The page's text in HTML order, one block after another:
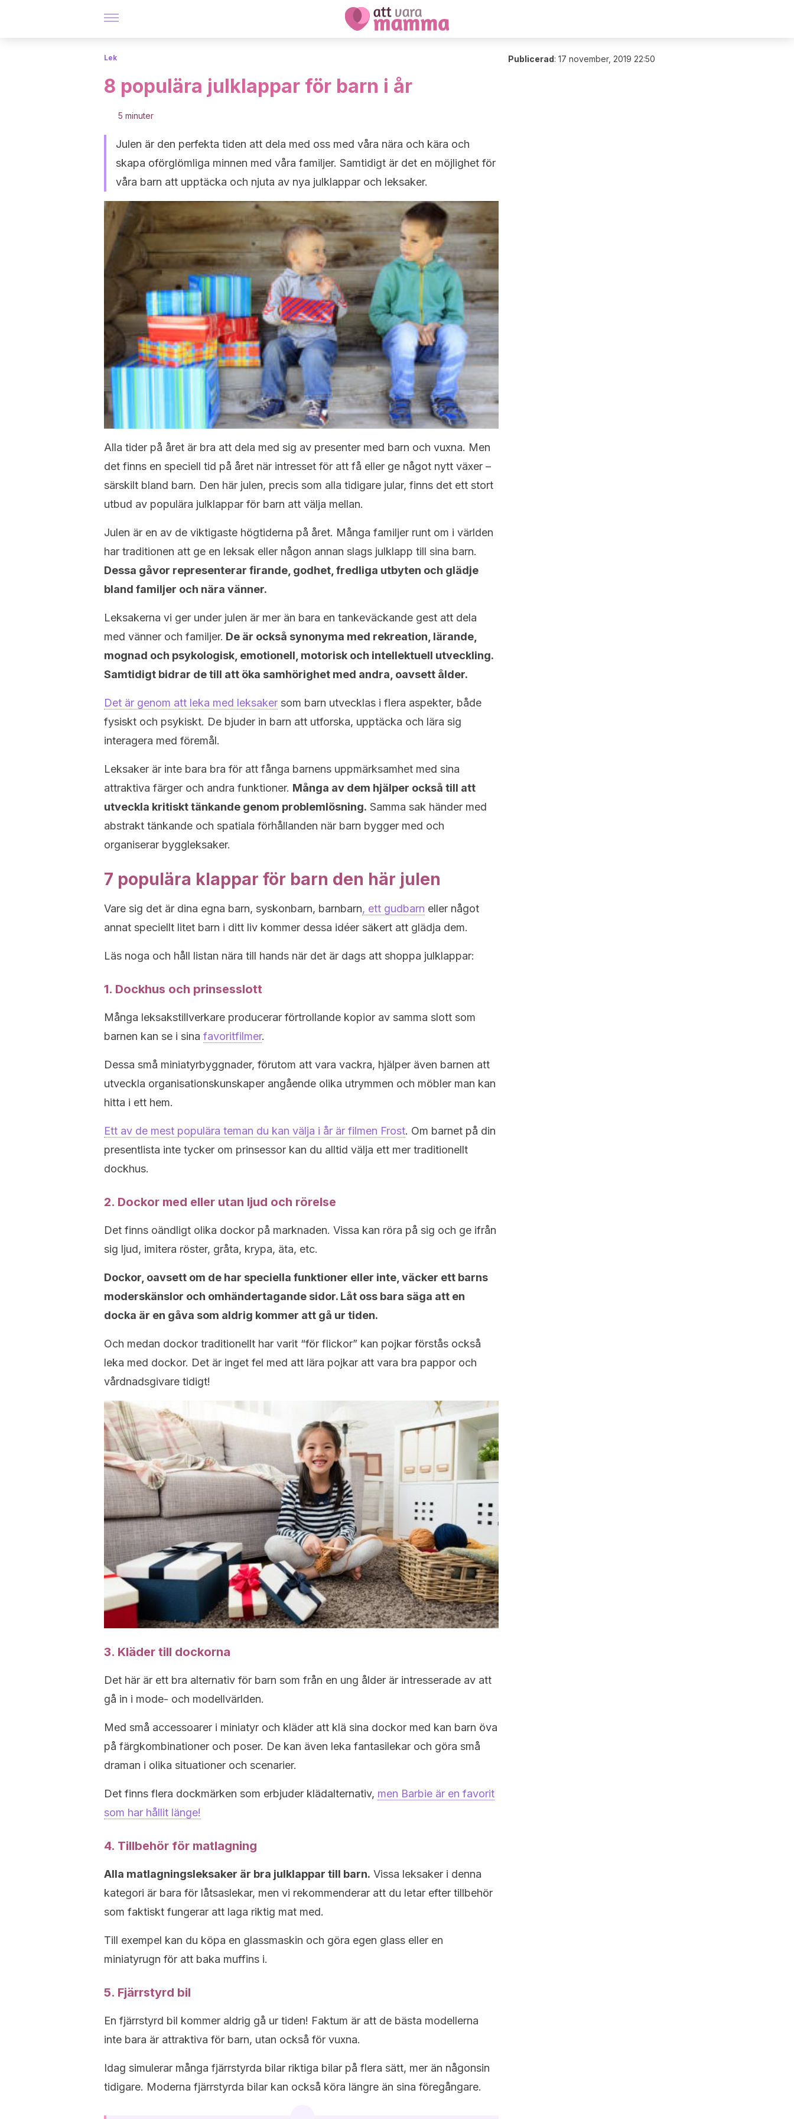
Lek
8 populära julklappar för barn i år
5 minuter
Julen är den perfekta tiden att dela med oss med våra nära och kära och
skapa oförglömliga minnen med våra familjer. Samtidigt är det en möjlighet för
våra barn att upptäcka och njuta av nya julklappar och leksaker.
Alla tider på året är bra att dela med sig av presenter med barn och vuxna. Men
det finns en speciell tid på året när intresset för att få eller ge något nytt växer –
särskilt bland barn. Den här julen, precis som alla tidigare jular, finns det ett stort
utbud av populära julklappar för barn att välja mellan.
Julen är en av de viktigaste högtiderna på året. Många familjer runt om i världen
har traditionen att ge en leksak eller någon annan slags julklapp till sina barn.
Dessa gåvor representerar firande, godhet, fredliga utbyten och glädje
bland familjer och nära vänner.
Leksakerna vi ger under julen är mer än bara en tankeväckande gest att dela
med vänner och familjer. De är också synonyma med rekreation, lärande,
mognad och psykologisk, emotionell, motorisk och intellektuell utveckling.
Samtidigt bidrar de till att öka samhörighet med andra, oavsett ålder.
Det är genom att leka med leksaker som barn utvecklas i flera aspekter, både
fysiskt och psykiskt. De bjuder in barn att utforska, upptäcka och lära sig
interagera med föremål.
Leksaker är inte bara bra för att fånga barnens uppmärksamhet med sina
attraktiva färger och andra funktioner. Många av dem hjälper också till att
utveckla kritiskt tänkande genom problemlösning. Samma sak händer med
abstrakt tänkande och spatiala förhållanden när barn bygger med och
organiserar byggleksaker.
7 populära klappar för barn den här julen
Vare sig det är dina egna barn, syskonbarn, barnbarn, ett gudbarn eller något
annat speciellt litet barn i ditt liv kommer dessa idéer säkert att glädja dem.
Läs noga och håll listan nära till hands när det är dags att shoppa julklappar:
1. Dockhus och prinsesslott
Många leksakstillverkare producerar förtrollande kopior av samma slott som
barnen kan se i sina favoritfilmer.
Dessa små miniatyrbyggnader, förutom att vara vackra, hjälper även barnen att
utveckla organisationskunskaper angående olika utrymmen och möbler man kan
hitta i ett hem.
Ett av de mest populära teman du kan välja i år är filmen Frost. Om barnet på din
presentlista inte tycker om prinsessor kan du alltid välja ett mer traditionellt
dockhus.
2. Dockor med eller utan ljud och rörelse
Det finns oändligt olika dockor på marknaden. Vissa kan röra på sig och ge ifrån
sig ljud, imitera röster, gråta, krypa, äta, etc.
Dockor, oavsett om de har speciella funktioner eller inte, väcker ett barns
moderskänslor och omhändertagande sidor. Låt oss bara säga att en
docka är en gåva som aldrig kommer att gå ur tiden.
Och medan dockor traditionellt har varit “för flickor” kan pojkar förstås också
leka med dockor. Det är inget fel med att lära pojkar att vara bra pappor och
vårdnadsgivare tidigt!
3. Kläder till dockorna
Det här är ett bra alternativ för barn som från en ung ålder är intresserade av att
gå in i mode- och modellvärlden.
Med små accessoarer i miniatyr och kläder att klä sina dockor med kan barn öva
på färgkombinationer och poser. De kan även leka fantasilekar och göra små
draman i olika situationer och scenarier.
Det finns flera dockmärken som erbjuder klädalternativ, men Barbie är en favorit
som har hållit länge!
4. Tillbehör för matlagning
Alla matlagningsleksaker är bra julklappar till barn. Vissa leksaker i denna
kategori är bara för låtsaslekar, men vi rekommenderar att du letar efter tillbehör
som faktiskt fungerar att laga riktig mat med.
Till exempel kan du köpa en glassmaskin och göra egen glass eller en
miniatyrugn för att baka muffins i.
5. Fjärrstyrd bil
En fjärrstyrd bil kommer aldrig gå ur tiden! Faktum är att de bästa modellerna
inte bara är attraktiva för barn, utan också för vuxna.
Idag simulerar många fjärrstyrda bilar riktiga bilar på flera sätt, mer än någonsin
tidigare. Moderna fjärrstyrda bilar kan också köra längre än sina föregångare.
Publicerad: 17 november, 2019 22:50